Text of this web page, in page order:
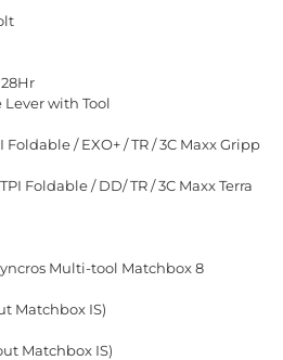
lt
28Hr
L everwith Tool
I Foldable/ EXO+/TR/3C MaxxGripp
TPI Foldable/ DD/TR/3C MaxxTerra
yncros Multi-tool Matchbox8
t Matchbox IS)
ut Matchbox IS)